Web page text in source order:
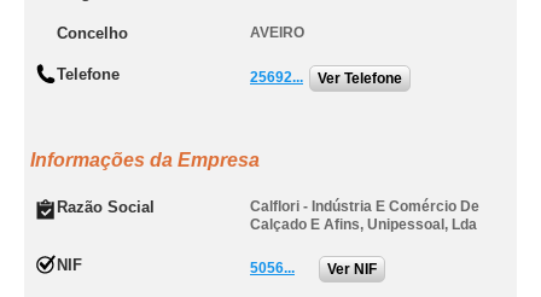
Concelho AVEIRO
Telefone 25692... Ver Telefone
Informações da Empresa
Razão Social
Calflori - Indústria E Comércio De
Calçado E Afins, Unipessoal, Lda
NIF 5056... Ver NIF